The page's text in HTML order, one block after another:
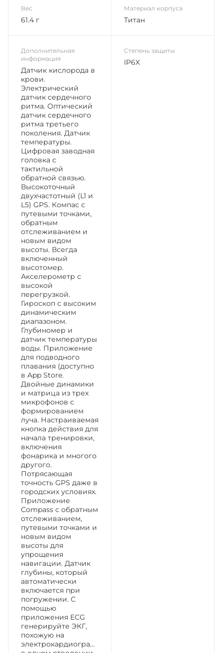
Вес
61.4 г
Материал корпуса
Титан
Дополнительная
информация
Датчик кислорода в
крови.
Электрический
датчик сердечного
ритма. Оптический
датчик сердечного
ритма третьего
поколения. Датчик
температуры.
Цифровая заводная
головка с
тактильной
обратной связью.
Высокоточный
двухчастотный (L1 и
L5) GPS. Компас с
путевыми точками,
обратным
отслеживанием и
новым видом
высоты. Всегда
включенный
высотомер.
Акселерометр с
высокой
перегрузкой.
Гироскоп с высоким
динамическим
диапазоном.
Глубиномер и
датчик температуры
воды. Приложение
для подводного
плавания (доступно
в App Store.
Двойные динамики
и матрица из трех
микрофонов с
формированием
луча. Настраиваемая
кнопка действия для
начала тренировки,
включения
фонарика и многого
другого.
Потрясающая
точность GPS даже в
городских условиях.
Приложение
Compass с обратным
отслеживанием,
путевыми точками и
новым видом
высоты для
упрощения
навигации. Датчик
глубины, который
автоматически
включается при
погружении. С
помощью
приложения ECG
генерируйте ЭКГ,
похожую на
электрокардиограмму
Степень защиты
IP6X